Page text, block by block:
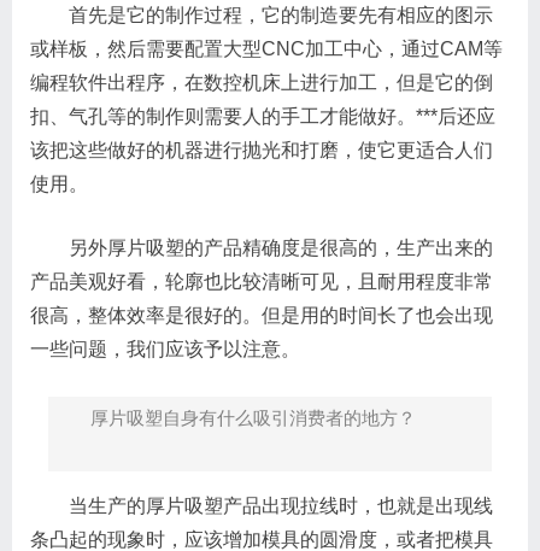
首先是它的制作过程，它的制造要先有相应的图示
或样板，然后需要配置大型CNC加工中心，通过CAM等
编程软件出程序，在数控机床上进行加工，但是它的倒
扣、气孔等的制作则需要人的手工才能做好。***后还应
该把这些做好的机器进行抛光和打磨，使它更适合人们
使用。
另外厚片吸塑的产品精确度是很高的，生产出来的
产品美观好看，轮廓也比较清晰可见，且耐用程度非常
很高，整体效率是很好的。但是用的时间长了也会出现
一些问题，我们应该予以注意。
厚片吸塑自身有什么吸引消费者的地方？
当生产的厚片吸塑产品出现拉线时，也就是出现线
条凸起的现象时，应该增加模具的圆滑度，或者把模具